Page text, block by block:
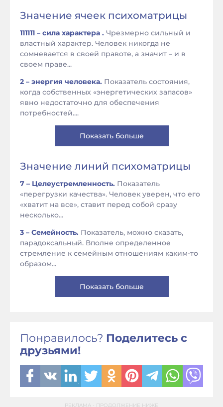
Значение ячеек психоматрицы
111111 – сила характера . Чрезмерно сильный и
властный характер. Человек никогда не
сомневается в своей правоте, а значит – и в
своем праве...
2 – энергия человека. Показатель состояния,
когда собственных «энергетических запасов»
явно недостаточно для обеспечения
потребностей....
Показать больше
Значение линий психоматрицы
7 – Целеустремленность. Показатель
«перегрузки качества». Человек уверен, что его
«хватит на все», ставит перед собой сразу
несколько...
3 – Семейность. Показатель, можно сказать,
парадоксальный. Вполне определенное
стремление к семейным отношениям каким-то
образом...
Показать больше
Понравилось? Поделитесь с
друзьями!
РЕКЛАМА - ПРОДОЛЖЕНИЕ НИЖЕ